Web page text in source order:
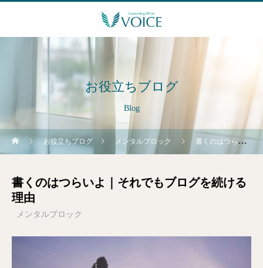
お役立ちブログ
Blog
お役立ちブログ メンタルブロック 書くのはつらいよ｜それでもブログを続ける理由
書くのはつらいよ｜それでもブログを続ける
理由
メンタルブロック